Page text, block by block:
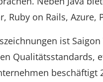
on Rails, Azure,
ist
Qualitätsstandards,
beschäftigt